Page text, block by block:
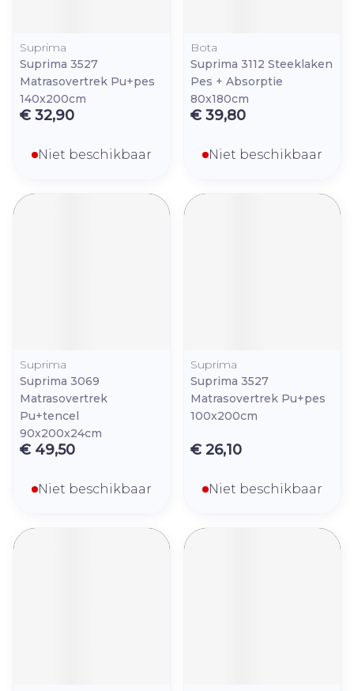
Suprima
Suprima 3527
Matrasovertrek Pu+pes
140x200cm
€ 32,90
Niet beschikbaar
Bota
Suprima 3112 Steeklaken
Pes + Absorptie
80x180cm
€ 39,80
Niet beschikbaar
Suprima
Suprima 3069
Matrasovertrek
Pu+tencel
90x200x24cm
€ 49,50
Niet beschikbaar
Suprima
Suprima 3527
Matrasovertrek Pu+pes
100x200cm
€ 26,10
Niet beschikbaar